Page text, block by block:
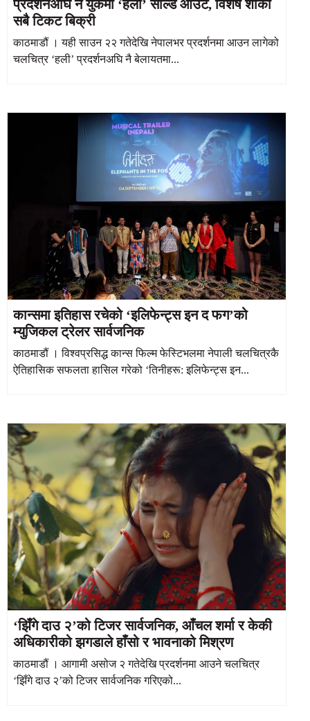
प्रदर्शनअघि नै युकेमा ‘हली’ सोल्ड आउट, विशेष शोका
सबै टिकट बिक्री
काठमाडौं । यही साउन २२ गतेदेखि नेपालभर प्रदर्शनमा आउन लागेको
चलचित्र ‘हली’ प्रदर्शनअघि नै बेलायतमा...
कान्समा इतिहास रचेको ‘इलिफेन्ट्स इन द फग’को
म्युजिकल ट्रेलर सार्वजनिक
काठमाडौं । विश्वप्रसिद्ध कान्स फिल्म फेस्टिभलमा नेपाली चलचित्रकै
ऐतिहासिक सफलता हासिल गरेको ‘तिनीहरू: इलिफेन्ट्स इन...
‘झिँगे दाउ २’को टिजर सार्वजनिक, आँचल शर्मा र केकी
अधिकारीको झगडाले हाँसो र भावनाको मिश्रण
काठमाडौं । आगामी असोज २ गतेदेखि प्रदर्शनमा आउने चलचित्र
‘झिँगे दाउ २’को टिजर सार्वजनिक गरिएको...